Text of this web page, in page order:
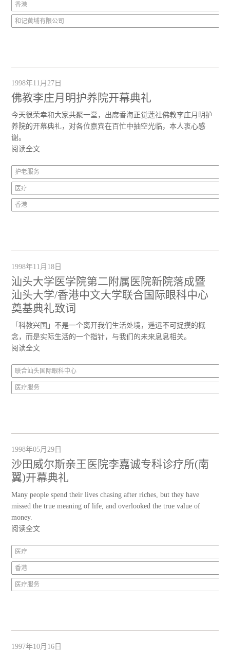
香港
和记黄埔有限公司
1998年11月27日
佛教李庄月明护养院开幕典礼
今天很荣幸和大家共聚一堂，出席香海正觉莲社佛教李庄月明护
养院的开幕典礼，对各位嘉宾在百忙中抽空光临，本人衷心感
谢。
阅读全文
护老服务
医疗
香港
1998年11月18日
汕头大学医学院第二附属医院新院落成暨
汕头大学/香港中文大学联合国际眼科中心
奠基典礼致词
「科教兴国」不是一个离开我们生活处境，遥远不可捉摸的概
念，而是实际生活的一个指针，与我们的未来息息相关。
阅读全文
联合汕头国际眼科中心
医疗服务
1998年05月29日
沙田威尔斯亲王医院李嘉诚专科诊疗所(南
翼)开幕典礼
Many people spend their lives chasing after riches, but they have
missed the true meaning of life, and overlooked the true value of
money.
阅读全文
医疗
香港
医疗服务
1997年10月16日